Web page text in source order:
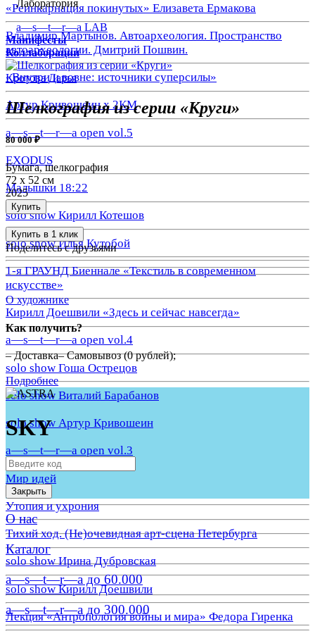
«Реинкарнация покинутых» Елизавета Ермакова
Владимир Мартынов. Автоархеология. Пространство
автоархеологии. Дмитрий Пошвин.
«Внутри и вовне: источники суперсилы»
Артур Кривошеин х 2КМ
a—s—t—r—a open vol.5
EXODUS
Малышки 18:22
solo show Кирилл Котешов
solo show Илья Кутобой
1-я ГРАУНД Биеннале «Текстиль в современном
искусстве»
Кирилл Доешвили «Здесь и сейчас навсегда»
a—s—t—r—a open vol.4
solo show Гоша Острецов
solo show Виталий Барабанов
solo show Артур Кривошеин
a—s—t—r—a open vol.3
Мир идей
Утопия и ухрония
Тихий ход. (Не)очевидная арт-сцена Петербурга
solo show Ирина Дубровская
solo show Кирилл Доешвили
Лекция «Антропология войны и мира» Федора Гиренка
Лаборатория
a—s—t—r—a LAB
Манифесты
Коллаборации
Кротова Дарья
Шелкoграфия из серии «Круги»
80 000 ₽
Бумага, шелкография
72 х 52 см
2025
Купить
Купить в 1 клик
Поделитесь с друзьями
О художнике
Как получить?
– Доставка– Самовывоз (0 рублей);
Подробнее
SKY
Закрыть
О нас
Каталог
a—s—t—r—a до 60.000
a—s—t—r—a до 300.000